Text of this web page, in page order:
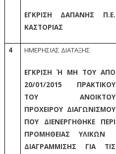
ΕΓΚΡΙΣΗ ΔΑΠΑΝΗΣ Π.Ε.
ΚΑΣΤΟΡΙΑΣ
4 ΗΜΕΡΗΣΙΑΣ ΔΙΑΤΑΞΗΣ
ΕΓΚΡΙΣΗ Ή ΜΗ ΤΟΥ ΑΠΌ 2
0/01/2015 ΠΡΑΚΤΙΚΟΎ Τ
ΟΥ ΑΝΟΙΚΤΟY Π
ΡΌΧΕΙΡΟΥ ΔΙΑΓΩΝΙΣΜΟY Π
ΟΥ ΔΙΕΝΕΡΓΗΘΗΚΕ ΠΕΡΊ Π
ΡΟΜΉΘΕΙΑΣ ΥΛΙΚΩΝ Δ
ΙΑΓΡΑΜΜΙΣΗΣ ΓΙΑ ΤΙΣ Α